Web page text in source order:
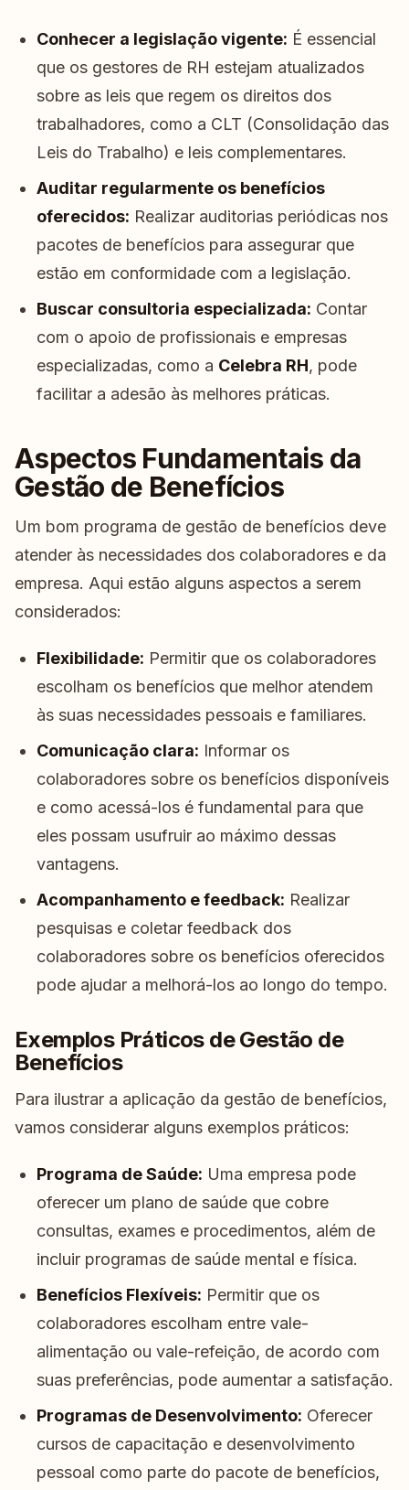
Conhecer a legislação vigente: É essencial
que os gestores de RH estejam atualizados
sobre as leis que regem os direitos dos
trabalhadores, como a CLT (Consolidação das
Leis do Trabalho) e leis complementares.
Auditar regularmente os benefícios
oferecidos: Realizar auditorias periódicas nos
pacotes de benefícios para assegurar que
estão em conformidade com a legislação.
Buscar consultoria especializada: Contar
com o apoio de profissionais e empresas
especializadas, como a Celebra RH, pode
facilitar a adesão às melhores práticas.
Aspectos Fundamentais da
Gestão de Benefícios
Um bom programa de gestão de benefícios deve
atender às necessidades dos colaboradores e da
empresa. Aqui estão alguns aspectos a serem
considerados:
Flexibilidade: Permitir que os colaboradores
escolham os benefícios que melhor atendem
às suas necessidades pessoais e familiares.
Comunicação clara: Informar os
colaboradores sobre os benefícios disponíveis
e como acessá-los é fundamental para que
eles possam usufruir ao máximo dessas
vantagens.
Acompanhamento e feedback: Realizar
pesquisas e coletar feedback dos
colaboradores sobre os benefícios oferecidos
pode ajudar a melhorá-los ao longo do tempo.
Exemplos Práticos de Gestão de
Benefícios
Para ilustrar a aplicação da gestão de benefícios,
vamos considerar alguns exemplos práticos:
Programa de Saúde: Uma empresa pode
oferecer um plano de saúde que cobre
consultas, exames e procedimentos, além de
incluir programas de saúde mental e física.
Benefícios Flexíveis: Permitir que os
colaboradores escolham entre vale-
alimentação ou vale-refeição, de acordo com
suas preferências, pode aumentar a satisfação.
Programas de Desenvolvimento: Oferecer
cursos de capacitação e desenvolvimento
pessoal como parte do pacote de benefícios,